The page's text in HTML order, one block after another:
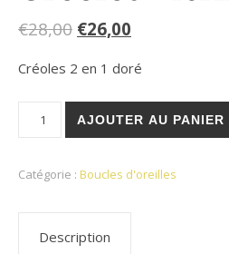
€28,00 €26,00
Créoles 2 en 1 doré
quantité de Créoles Vicki
AJOUTER AU PANIER
Catégorie : Boucles d'oreilles
Description